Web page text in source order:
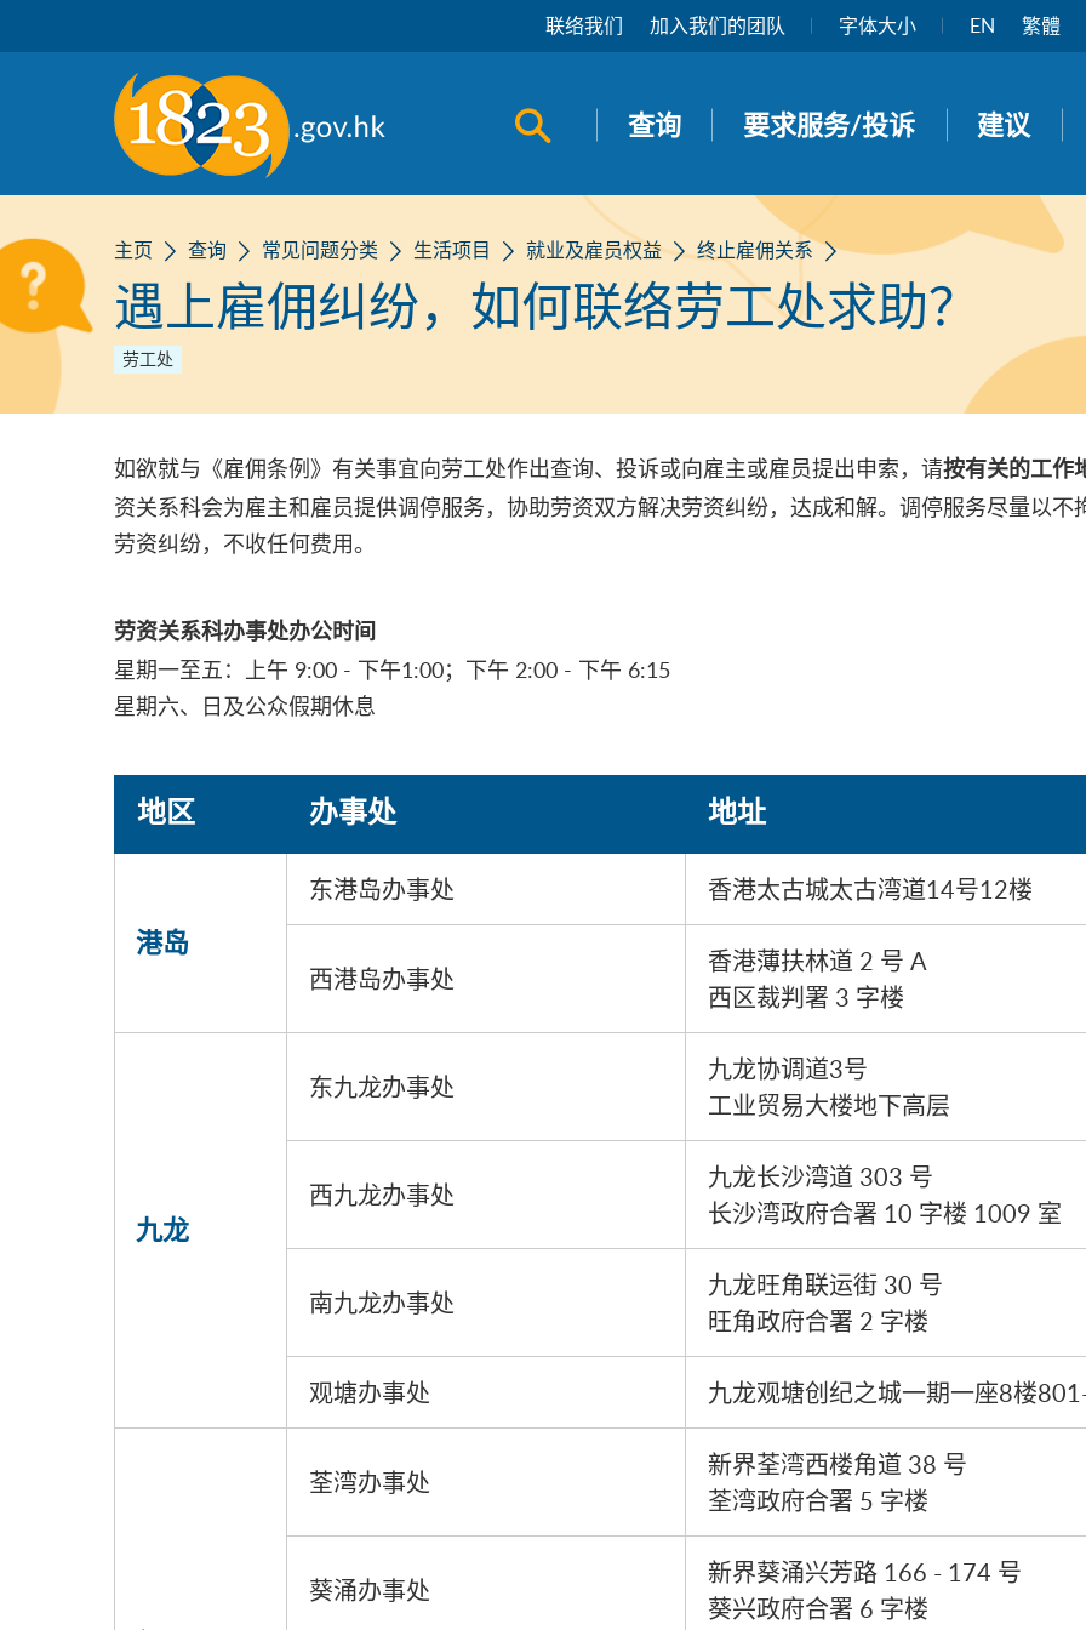
联络我们 加入我们的团队 字体大小 EN 繁體
开启搜寻面板
查询 要求服务/投诉 建议
主页 查询 常见问题分类 生活项目 就业及雇员权益 终止雇佣关系
遇上雇佣纠纷，如何联络劳工处求助？
劳工处
如欲就与《雇佣条例》有关事宜向劳工处作出查询、投诉或向雇主或雇员提出申索，请按有关的工作
资关系科会为雇主和雇员提供调停服务，协助劳资双方解决劳资纠纷，达成和解。调停服务尽量以
劳资纠纷，不收任何费用。
劳资关系科办事处办公时间
星期一至五：上午 9:00 - 下午1:00；下午 2:00 - 下午 6:15
星期六、日及公众假期休息
地区 办事处 地址
港岛
东港岛办事处 香港太古城太古湾道14号12楼
西港岛办事处
香港薄扶林道 2 号 A
西区裁判署 3 字楼
九龙
东九龙办事处
九龙协调道3号
工业贸易大楼地下高层
西九龙办事处
九龙长沙湾道 303 号
长沙湾政府合署 10 字楼 1009 室
南九龙办事处
九龙旺角联运街 30 号
旺角政府合署 2 字楼
观塘办事处 九龙观塘创纪之城一期一座8楼
荃湾办事处
新界荃湾西楼角道 38 号
荃湾政府合署 5 字楼
葵涌办事处
新界葵涌兴芳路 166 - 174 号
葵兴政府合署 6 字楼